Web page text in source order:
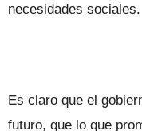
necesidades sociales.
Es claro que el
futuro, que lo que